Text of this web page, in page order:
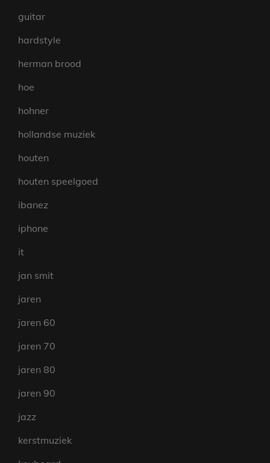
guitar
hardstyle
herman brood
hoe
hohner
hollandse muziek
houten
houten speelgoed
ibanez
iphone
it
jan smit
jaren
jaren 60
jaren 70
jaren 80
jaren 90
jazz
kerstmuziek